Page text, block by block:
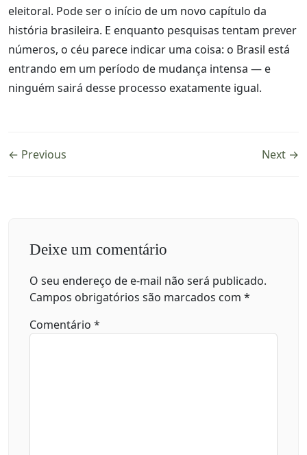
eleitoral. Pode ser o início de um novo capítulo da
história brasileira. E enquanto pesquisas tentam prever
números, o céu parece indicar uma coisa: o Brasil está
entrando em um período de mudança intensa — e
ninguém sairá desse processo exatamente igual.
← Previous Next →
Deixe um comentário
O seu endereço de e-mail não será publicado.
Campos obrigatórios são marcados com *
Comentário *